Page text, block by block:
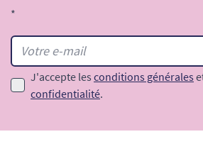
*
J'accepte les conditions générales
confidentialité.